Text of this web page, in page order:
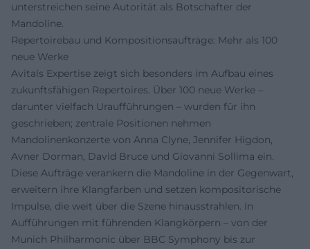
unterstreichen seine Autorität als Botschafter der
Mandoline.
Repertoirebau und Kompositionsaufträge: Mehr als 100
neue Werke
Avitals Expertise zeigt sich besonders im Aufbau eines
zukunftsfähigen Repertoires. Über 100 neue Werke –
darunter vielfach Uraufführungen – wurden für ihn
geschrieben; zentrale Positionen nehmen
Mandolinenkonzerte von Anna Clyne, Jennifer Higdon,
Avner Dorman, David Bruce und Giovanni Sollima ein.
Diese Aufträge verankern die Mandoline in der Gegenwart,
erweitern ihre Klangfarben und setzen kompositorische
Impulse, die weit über die Szene hinausstrahlen. In
Aufführungen mit führenden Klangkörpern – von der
Munich Philharmonic über BBC Symphony bis zur